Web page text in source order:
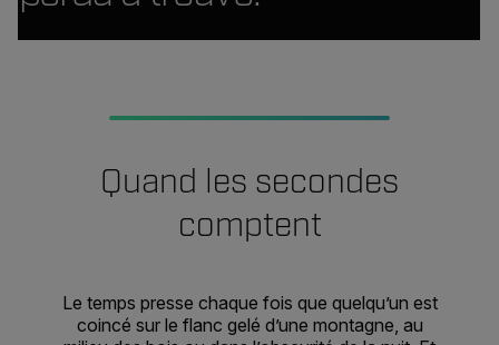
Quand les secondes
comptent
Le temps presse chaque fois que quelqu’un est
coincé sur le flanc gelé d’une montagne, au